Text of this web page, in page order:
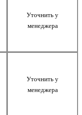
Уточнить у
менеджера
Уточнить у
менеджера